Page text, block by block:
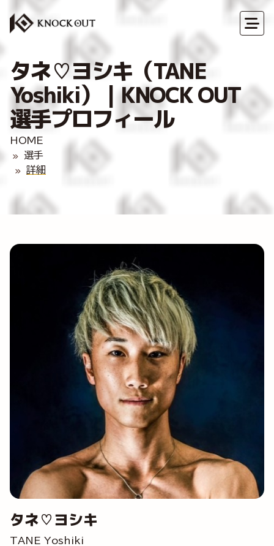
タネ♡ヨシキ（TANE
Yoshiki）｜KNOCK OUT
選手プロフィール
HOME
選手
詳細
タネ♡ヨシキ
TANE Yoshiki